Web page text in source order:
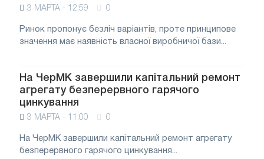
3 МАРТА - 12:59 0
Ринок пропонує безліч варіантів, проте принципове
значення має наявність власної виробничої бази...
На ЧерМК завершили капітальний ремонт
агрегату безперервного гарячого
цинкування
3 МАРТА - 11:00 0
На ЧерМК завершили капітальний ремонт агрегату
безперервного гарячого цинкування...